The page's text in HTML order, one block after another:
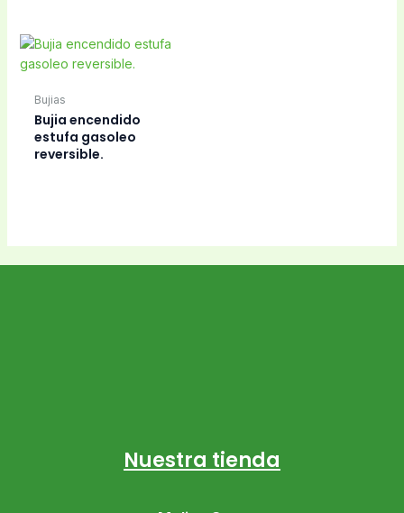
Bujias
Bujia encendido
estufa gasoleo
reversible.
Nuestra tienda